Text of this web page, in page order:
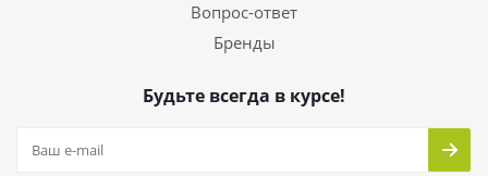
Вопрос-ответ
Бренды
Будьте всегда в курсе!